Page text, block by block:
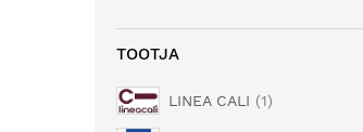
TOOTJA
LINEA CALI 1